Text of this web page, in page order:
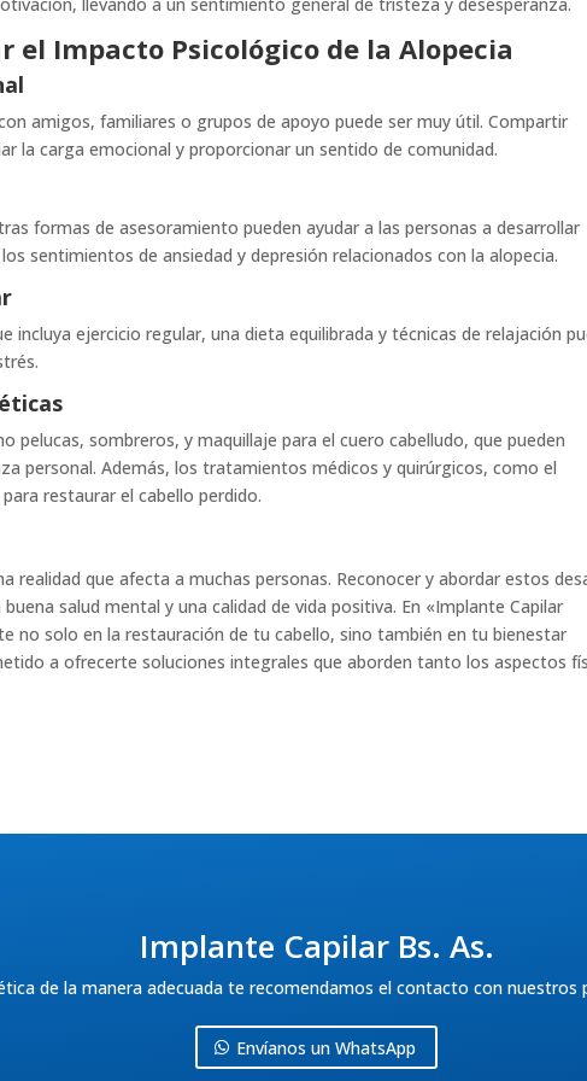
llevando a un sentimiento general de tristeza y desesperanza.
Impacto Psicológico de la Alopecia
amigos, familiares o grupos de apoyo puede ser muy útil. Compartir
la carga emocional y proporcionar un sentido de comunidad.
formas de asesoramiento pueden ayudar a las personas a desarrollar
sentimientos de ansiedad y depresión relacionados con la alopecia.
incluya ejercicio regular, una dieta equilibrada y técnicas de relajación
pelucas, sombreros, y maquillaje para el cuero cabelludo, que pueden
personal. Además, los tratamientos médicos y quirúrgicos, como el
restaurar el cabello perdido.
realidad que afecta a muchas personas. Reconocer y abordar estos
salud mental y una calidad de vida positiva. En «Implante Capilar
no solo en la restauración de tu cabello, sino también en tu bienestar
a ofrecerte soluciones integrales que aborden tanto los aspectos
Implante Capilar Bs. As.
de la manera adecuada te recomendamos el contacto con nuestros
Envíanos un WhatsApp